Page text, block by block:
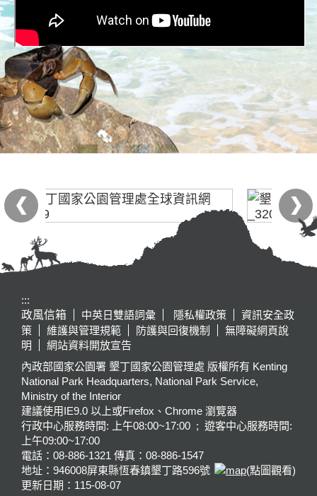
:::
政風信箱
中英日雙語詞彙 隱私權政策
資訊安全政
策
維護與管理規範 防護與回復機制
無障礙網頁說
明
網站資料開放宣告
內政部國家公園署 墾丁國家公園管理處 版權所有 Kenting
National Park Headquarters, National Park Service,
Ministry of the Interior
建議使用IE9.0 以上或Firefox、Chrome 瀏覽器
行政中心服務時間: 上午08:00~17:00 ; 遊客中心服務時間:
上午09:00~17:00
電話：08-886-1321 傳真：08-886-1547
地址：946008屏東縣恆春鎮墾丁路596號
(點圖觀看)
更新日期： 115-08-07